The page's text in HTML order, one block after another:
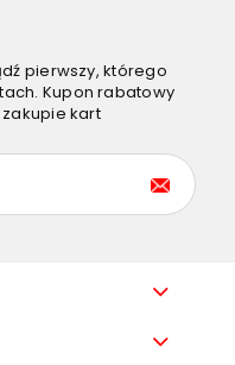
pierwszy, którego
Kupon rabatowy
kart